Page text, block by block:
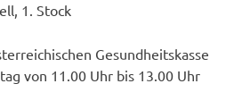
1. Stock
Gesundheitskasse
von 11.00 Uhr bis 13.00 Uhr